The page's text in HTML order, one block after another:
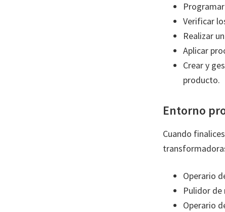
Verificar
Realizar
Aplicar
Crear y
producto.
Entorno
Cuando
Operario
Pulidor
Operario